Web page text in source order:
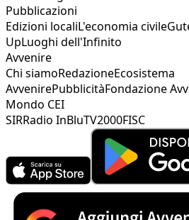
Pubblicazioni
Edizioni localiL'economia civile
UpLuoghi dell'Infinito
Avvenire
Chi siamoRedazioneEcosistema
AvvenirePubblicitàFondazione
Mondo CEI
SIRRadio InBluTV2000FISC